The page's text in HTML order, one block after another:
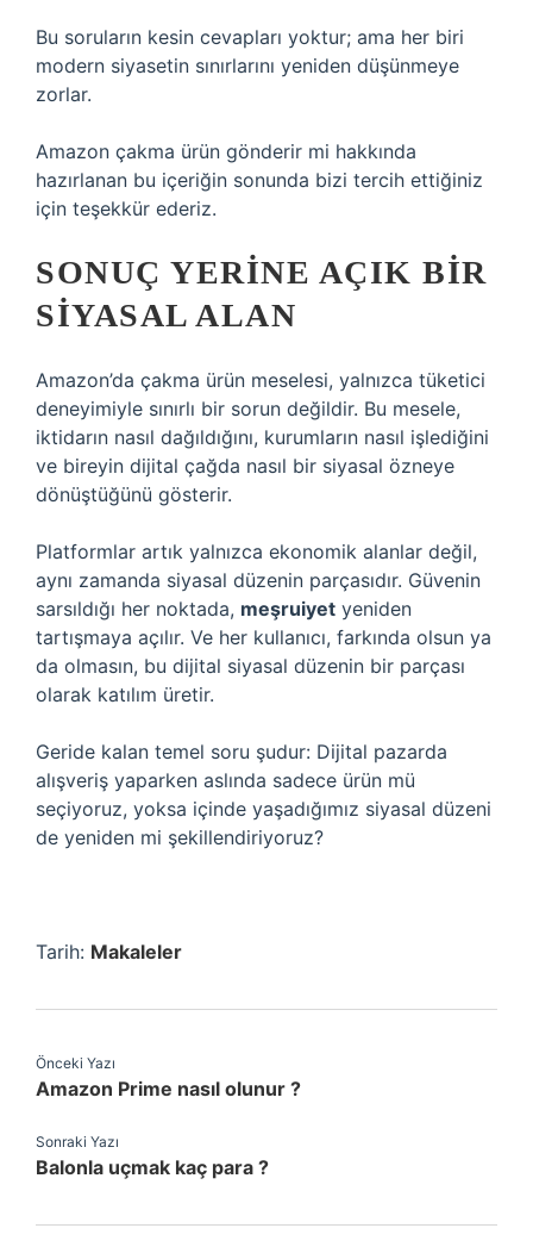
Bu soruların kesin cevapları yoktur; ama her biri
modern siyasetin sınırlarını yeniden düşünmeye
zorlar.
Amazon çakma ürün gönderir mi hakkında
hazırlanan bu içeriğin sonunda bizi tercih ettiğiniz
için teşekkür ederiz.
SONUÇ YERINE AÇIK BIR
SIYASAL ALAN
Amazon’da çakma ürün meselesi, yalnızca tüketici
deneyimiyle sınırlı bir sorun değildir. Bu mesele,
iktidarın nasıl dağıldığını, kurumların nasıl işlediğini
ve bireyin dijital çağda nasıl bir siyasal özneye
dönüştüğünü gösterir.
Platformlar artık yalnızca ekonomik alanlar değil,
aynı zamanda siyasal düzenin parçasıdır. Güvenin
sarsıldığı her noktada, meşruiyet yeniden
tartışmaya açılır. Ve her kullanıcı, farkında olsun ya
da olmasın, bu dijital siyasal düzenin bir parçası
olarak katılım üretir.
Geride kalan temel soru şudur: Dijital pazarda
alışveriş yaparken aslında sadece ürün mü
seçiyoruz, yoksa içinde yaşadığımız siyasal düzeni
de yeniden mi şekillendiriyoruz?
Tarih: Makaleler
Önceki Yazı
Amazon Prime nasıl olunur ?
Sonraki Yazı
Balonla uçmak kaç para ?